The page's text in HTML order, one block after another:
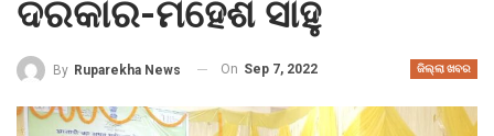
ଦରକାର-ମହେଶ ସାହୁ
ଜିଲ୍ଲା ଖବର
By Ruparekha News On Sep 7, 2022